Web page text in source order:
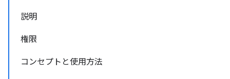
説明
権限
コンセプトと使用方法